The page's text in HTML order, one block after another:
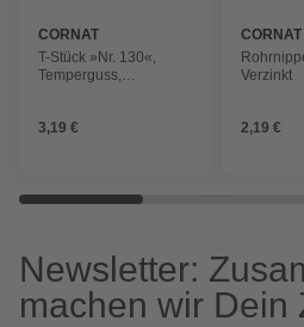
CORNAT
T-Stück »Nr. 130«,
Temperguss,
3,19 €
CORNAT
Verzinkt
2,19 €
Newsletter:
machen wir Dein